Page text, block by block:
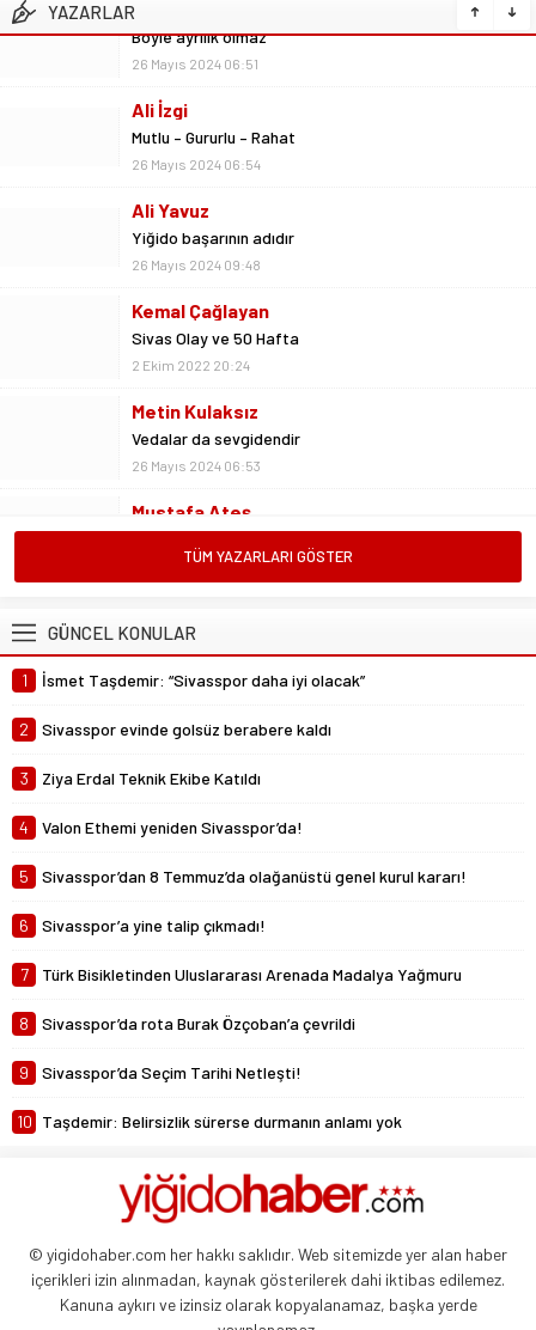
YAZARLAR
Ali İzgi
26 Mayıs 2024 06:54
Ali Yavuz
26 Mayıs 2024 09:48
Kemal Çağlayan
2 Ekim 2022 20:24
Metin Kulaksız
26 Mayıs 2024 06:53
Mustafa Ateş
23 Şubat 2025 07:02
Abdullah Yiğit
Böyle ayrılık olmaz
TÜM YAZARLARI GÖSTER
GÜNCEL KONULAR
1 İsmet Taşdemir: “Sivasspor daha iyi olacak”
2 Sivasspor evinde golsüz berabere kaldı
3 Ziya Erdal Teknik Ekibe Katıldı
4 Valon Ethemi yeniden Sivasspor’da!
5 Sivasspor’dan 8 Temmuz’da olağanüstü genel kurul kararı!
6 Sivasspor’a yine talip çıkmadı!
7 Türk Bisikletinden Uluslararası Arenada Madalya Yağmuru
8 Sivasspor’da rota Burak Özçoban’a çevrildi
9 Sivasspor’da Seçim Tarihi Netleşti!
10 Taşdemir: Belirsizlik sürerse durmanın anlamı yok
© yigidohaber.com her hakkı saklıdır. Web sitemizde yer alan haber
içerikleri izin alınmadan, kaynak gösterilerek dahi iktibas edilemez.
Kanuna aykırı ve izinsiz olarak kopyalanamaz, başka yerde